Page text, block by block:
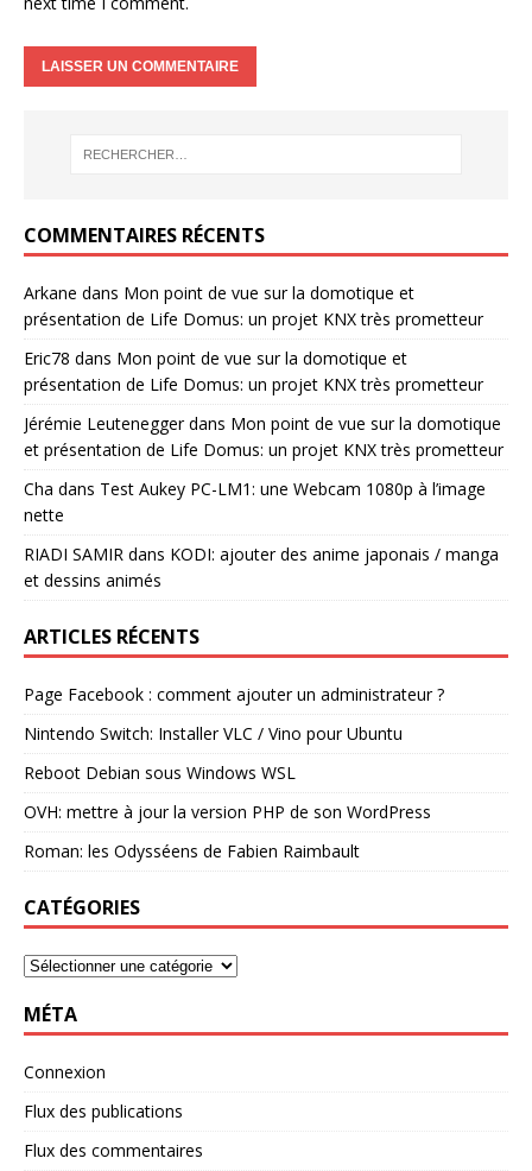
COMMENTAIRES RÉCENTS
Arkane dans Mon point de vue sur la domotique et
présentation de Life Domus: un projet KNX très prometteur
Eric78 dans Mon point de vue sur la domotique et
présentation de Life Domus: un projet KNX très prometteur
Jérémie Leuteneggerdans Mon point de vue sur la domotique
et présentation de Life Domus: un projet KNX très prometteur
Cha dans Test Aukey PC-LM1: une Webcam 1080p à l’image
nette
RIADI SAMIR dans KODI: ajouter des anime japonais / manga
et dessins animés
ARTICLES RÉCENTS
Page Facebook : comment ajouter un administrateur ?
Nintendo Switch: Installer VLC / Vino pour Ubuntu
Reboot Debian sous Windows WSL
OVH: mettre à jour la version PHP de son WordPress
Roman: les Odysséens de Fabien Raimbault
CATÉGORIES
MÉTA
Connexion
Flux des publications
Flux des commentaires